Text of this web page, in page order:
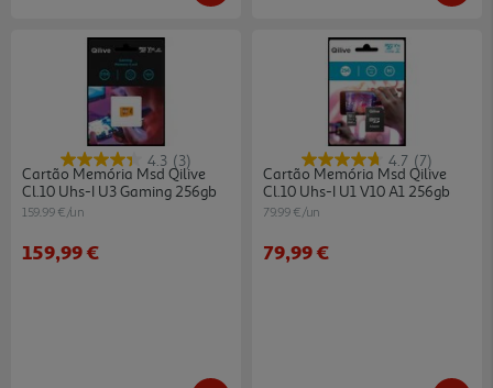
4.3 (3)
Cartão Memória Msd Qilive
Cl.10 Uhs-I U3 Gaming 256gb
159.99 €/un
159,99 €
4.7 (7)
Cartão Memória Msd Qilive
Cl.10 Uhs-I U1 V10 A1 256gb
79.99 €/un
79,99 €